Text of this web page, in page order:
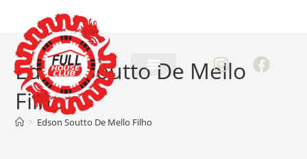
Edson Soutto De Mello
Filho
> Edson Soutto De Mello Filho